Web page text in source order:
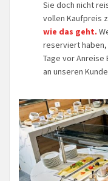
Sie doch nicht
vollen Kaufpreis
wie das geht.
reserviert
Tage vor Anreise
an unseren